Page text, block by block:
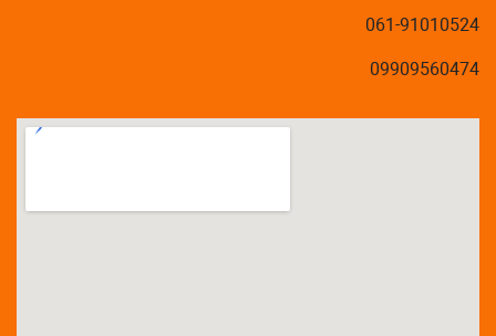
061-91010524
09909560474